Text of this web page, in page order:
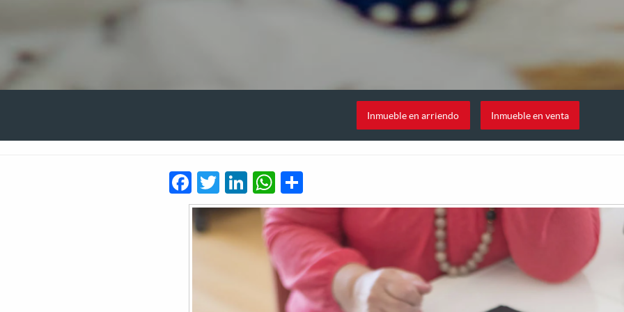
Inmueble en arriendo Inmueble en venta
Facebook
Twitter
LinkedIn
WhatsApp